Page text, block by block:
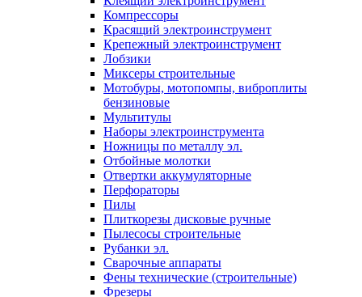
Компрессоры
Красящий электроинструмент
Крепежный электроинструмент
Лобзики
Миксеры строительные
Мотобуры, мотопомпы, виброплиты
бензиновые
Мультитулы
Наборы электроинструмента
Ножницы по металлу эл.
Отбойные молотки
Отвертки аккумуляторные
Перфораторы
Пилы
Плиткорезы дисковые ручные
Пылесосы строительные
Рубанки эл.
Сварочные аппараты
Фены технические (строительные)
Фрезеры